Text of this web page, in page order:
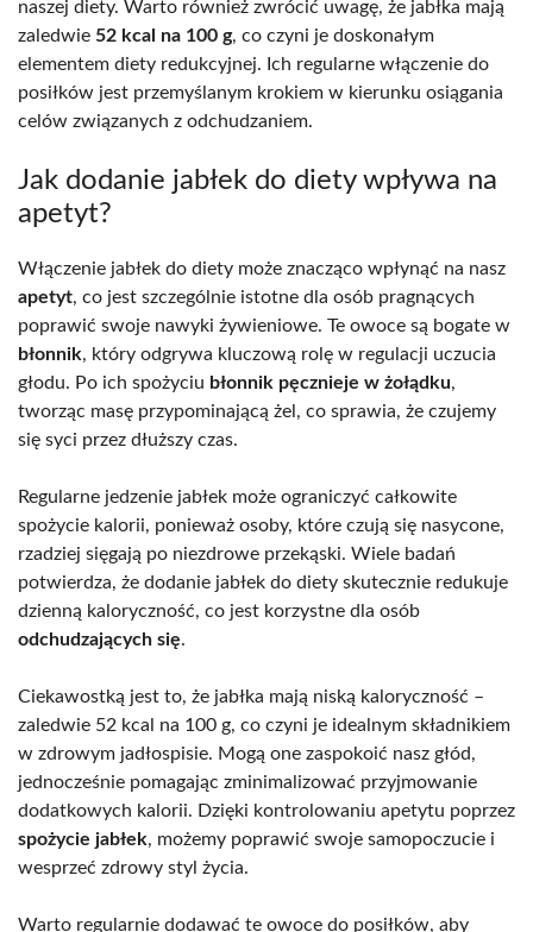
naszej diety. Warto również zwrócić uwagę, że jabłka mają
zaledwie 52 kcal na 100 g, co czyni je doskonałym
elementem diety redukcyjnej. Ich regularne włączenie do
posiłków jest przemyślanym krokiem w kierunku osiągania
celów związanych z odchudzaniem.
Jak dodanie jabłek do diety wpływa na
apetyt?
Włączenie jabłek do diety może znacząco wpłynąć na nasz
apetyt, co jest szczególnie istotne dla osób pragnących
poprawić swoje nawyki żywieniowe. Te owoce są bogate w
błonnik, który odgrywa kluczową rolę w regulacji uczucia
głodu. Po ich spożyciu błonnik pęcznieje w żołądku,
tworząc masę przypominającą żel, co sprawia, że czujemy
się syci przez dłuższy czas.
Regularne jedzenie jabłek może ograniczyć całkowite
spożycie kalorii, ponieważ osoby, które czują się nasycone,
rzadziej sięgają po niezdrowe przekąski. Wiele badań
potwierdza, że dodanie jabłek do diety skutecznie redukuje
dzienną kaloryczność, co jest korzystne dla osób
odchudzających się.
Ciekawostką jest to, że jabłka mają niską kaloryczność –
zaledwie 52 kcal na 100 g, co czyni je idealnym składnikiem
w zdrowym jadłospisie. Mogą one zaspokoić nasz głód,
jednocześnie pomagając zminimalizować przyjmowanie
dodatkowych kalorii. Dzięki kontrolowaniu apetytu poprzez
spożycie jabłek, możemy poprawić swoje samopoczucie i
wesprzeć zdrowy styl życia.
Warto regularnie dodawać te owoce do posiłków, aby